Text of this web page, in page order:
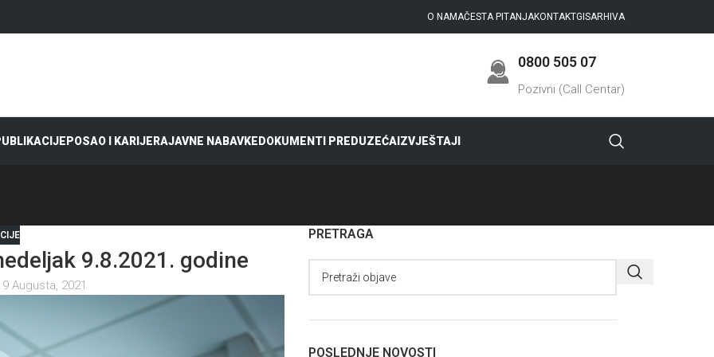
O NAMAČESTA PITANJAKONTAKTGISARHIVA
0800 505 07
Pozivni (Call Centar)
POSAO I KARIJERAJAVNE NABAVKEDOKUMENTI PREDUZEĆAIZVJEŠTAJI
9.8.2021. godine
9 Augusta, 2021
PRETRAGA
POSLEDNJE NOVOSTI